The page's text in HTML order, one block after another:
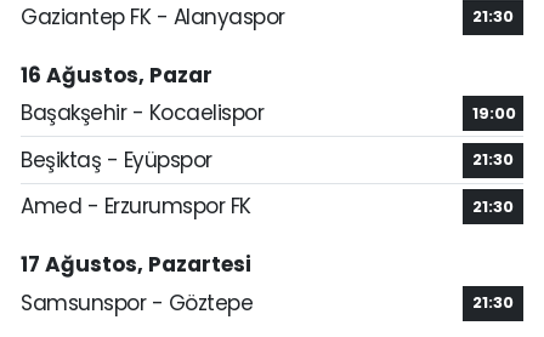
Gaziantep FK - Alanyaspor 21:30
16 Ağustos, Pazar
Başakşehir - Kocaelispor
19:00
Beşiktaş - Eyüpspor 21:30
Amed - Erzurumspor FK 21:30
17 Ağustos, Pazartesi
Samsunspor - Göztepe
21:30